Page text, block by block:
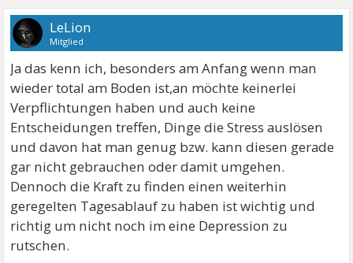
LeLion
Mitglied
Ja das kenn ich, besonders am Anfang wenn man
wieder total am Boden ist,an möchte keinerlei
Verpflichtungen haben und auch keine
Entscheidungen treffen, Dinge die Stress auslösen
und davon hat man genug bzw. kann diesen gerade
gar nicht gebrauchen oder damit umgehen.
Dennoch die Kraft zu finden einen weiterhin
geregelten Tagesablauf zu haben ist wichtig und
richtig um nicht noch im eine Depression zu
rutschen.